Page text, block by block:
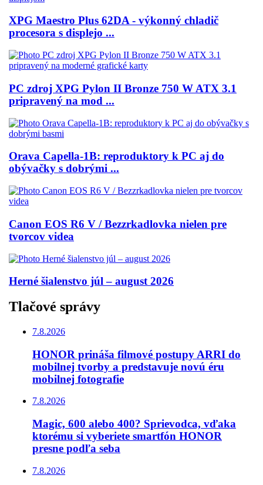
XPG Maestro Plus 62DA - výkonný chladič
procesora s displejo ...
PC zdroj XPG Pylon II Bronze 750 W ATX 3.1
pripravený na mod ...
Orava Capella-1B: reproduktory k PC aj do
obývačky s dobrými ...
Canon EOS R6 V / Bezzrkadlovka nielen pre
tvorcov videa
Herné šialenstvo júl – august 2026
Tlačové správy
7.8.2026
HONOR prináša filmové postupy ARRI do
mobilnej tvorby a predstavuje novú éru
mobilnej fotografie
7.8.2026
Magic, 600 alebo 400? Sprievodca, vďaka
ktorému si vyberiete smartfón HONOR
presne podľa seba
7.8.2026